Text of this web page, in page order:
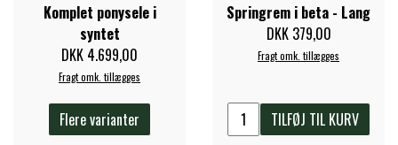
Komplet ponysele i
syntet
DKK 4.699,00
Fragt omk. tillægges
Flere varianter
Springrem i beta - Lang
DKK 379,00
Fragt omk. tillægges
TILFØJ TIL KURV